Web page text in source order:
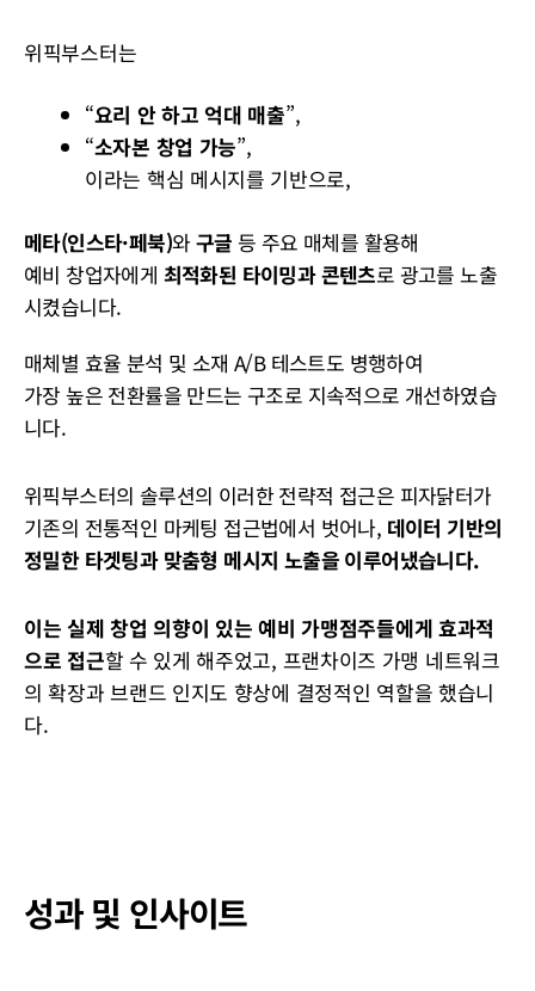
위픽부스터는
“요리 안 하고 억대 매출”,
“소자본 창업 가능”,
이라는 핵심 메시지를 기반으로,
메타(인스타·페북)와 구글 등 주요 매체를 활용해
예비 창업자에게 최적화된 타이밍과 콘텐츠로 광고를 노출
시켰습니다.
매체별 효율 분석 및 소재 A/B 테스트도 병행하여
가장 높은 전환률을 만드는 구조로 지속적으로 개선하였습
니다.
위픽부스터의 솔루션의 이러한 전략적 접근은 피자닭터가
기존의 전통적인 마케팅 접근법에서 벗어나, 데이터 기반의
정밀한 타겟팅과 맞춤형 메시지 노출을 이루어냈습니다.
이는 실제 창업 의향이 있는 예비 가맹점주들에게 효과적
으로 접근할 수 있게 해주었고, 프랜차이즈 가맹 네트워크
의 확장과 브랜드 인지도 향상에 결정적인 역할을 했습니
다.
성과 및 인사이트